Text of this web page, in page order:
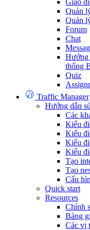
Giao
Quản
Quản
Forum
Chat
Hướng
thống
Quiz
Traffic Manager
Hướng dẫn
Các
Kiểu
Kiểu
Kiểu
Kiểu
Tạo
Tạo
Cấu
Quick start
Resources
Chính
Bảng
Các vị